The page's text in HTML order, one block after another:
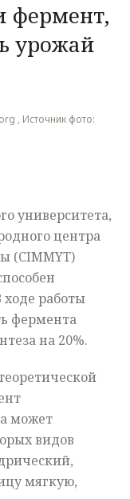
фермент,
урожай
, Источник фото:
университета,
центра
(CIMMYT)
ходе работы
фермента
на 20%.
может
видов
мягкую,